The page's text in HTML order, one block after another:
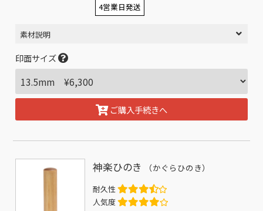
4営業日発送
素材説明
印面サイズ
ご購入手続きへ
神楽ひのき （かぐらひのき）
耐久性
人気度